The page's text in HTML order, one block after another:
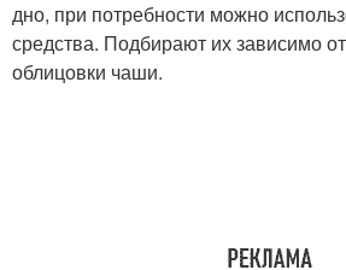
дно, при потребности можно
средства. Подбирают их зависимо
облицовки чаши.